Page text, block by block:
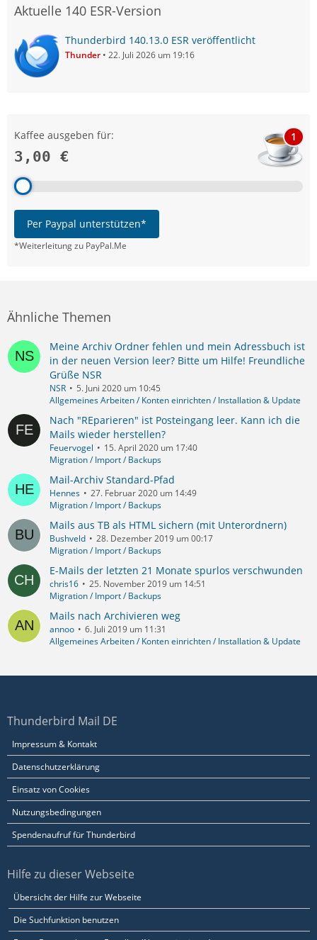
Aktuelle 140 ESR-Version
Thunderbird 140.13.0 ESR veröffentlicht
Thunder 22. Juli 2026 um 19:16
Kaffee ausgeben für:
3,00 €
1
Per Paypal unterstützen*
*Weiterleitung zu PayPal.Me
Ähnliche Themen
Meine Archiv Ordner fehlen und mein Adressbuch ist
in der neuen Version leer? Bitte um Hilfe! Freundliche
Grüße NSR
NSR
5. Juni 2020 um 10:45
Allgemeines Arbeiten / Konten einrichten / Installation & Update
Nach "REparieren" ist Posteingang leer. Kann ich die
Mails wieder herstellen?
Feuervogel
15. April 2020 um 17:40
Migration / Import / Backups
Mail-Archiv Standard-Pfad
Hennes
27. Februar 2020 um 14:49
Migration / Import / Backups
Mails aus TB als HTML sichern (mit Unterordnern)
Bushveld
28. Dezember 2019 um 00:17
Migration / Import / Backups
E-Mails der letzten 21 Monate spurlos verschwunden
chris16
25. November 2019 um 14:51
Migration / Import / Backups
Mails nach Archivieren weg
annoo
6. Juli 2019 um 11:31
Allgemeines Arbeiten / Konten einrichten / Installation & Update
Thunderbird Mail DE
Impressum & Kontakt
Datenschutzerklärung
Einsatz von Cookies
Nutzungsbedingungen
Spendenaufruf für Thunderbird
Hilfe zu dieser Webseite
Übersicht der Hilfe zur Webseite
Die Suchfunktion benutzen